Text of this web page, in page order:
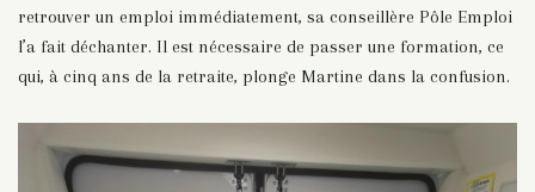
retrouver un emploi immédiatement, sa conseillère Pôle Emploi
l’a fait déchanter. Il est nécessaire de passer une formation, ce
qui, à cinq ans de la retraite, plonge Martine dans la confusion.